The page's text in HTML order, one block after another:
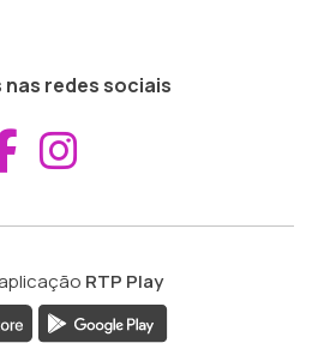
redes sociais
Aceder ao
RTP Play